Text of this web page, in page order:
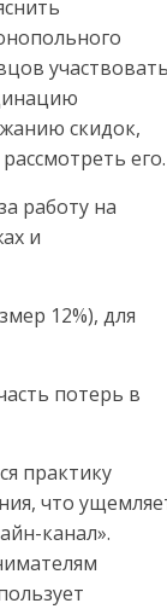
участвовать
скидок,
его.
работу на
и
12%), для
потерь в
практику
что
канал».